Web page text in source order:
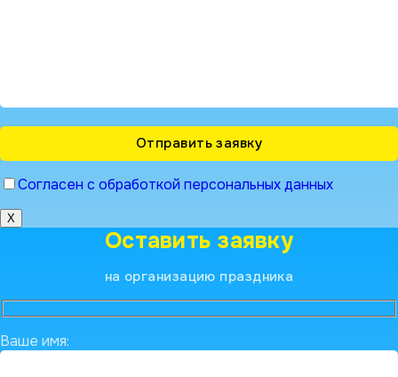
Согласен с обработкой персональных данных
X
Оставить заявку
на организацию праздника
Ваше имя: